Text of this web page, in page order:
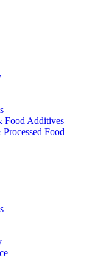
Food Additives
Food